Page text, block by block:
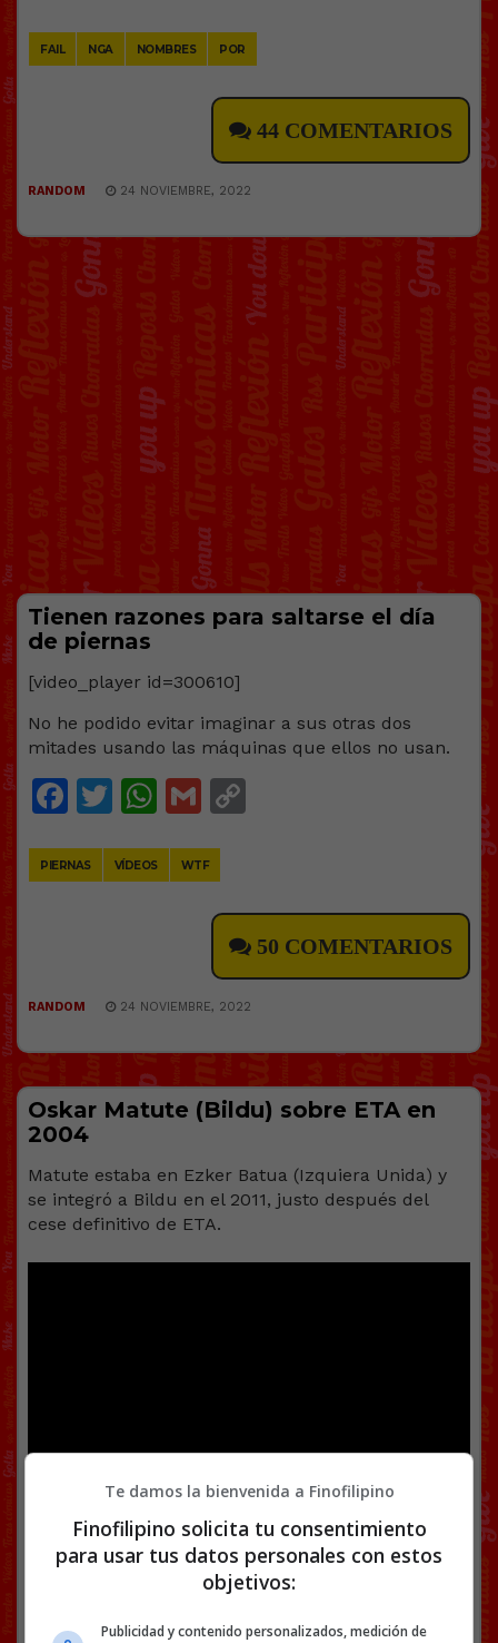
FAIL NGA NOMBRES POR
44 COMENTARIOS
RANDOM 24 NOVIEMBRE, 2022
Tienen razones para saltarse el día
de piernas
[video_player id=300610]
No he podido evitar imaginar a sus otras dos
mitades usando las máquinas que ellos no usan.
Facebook
Twitter
WhatsApp
Gmail
PIERNAS VÍDEOS WTF
50 COMENTARIOS
RANDOM 24 NOVIEMBRE, 2022
Oskar Matute (Bildu) sobre ETA en
2004
Matute estaba en Ezker Batua (Izquiera Unida) y
se integró a Bildu en el 2011, justo después del
cese definitivo de ETA.
Facebook
Twitter
WhatsApp
Gmail
Copy
Link
Te damos la bienvenida a Finofilipino
Finofilipino solicita tu consentimiento
para usar tus datos personales con estos
objetivos:
Publicidad y contenido personalizados, medición de